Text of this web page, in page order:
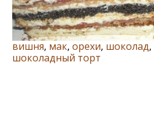
вишня, мак, орехи, шоколад,
шоколадный торт